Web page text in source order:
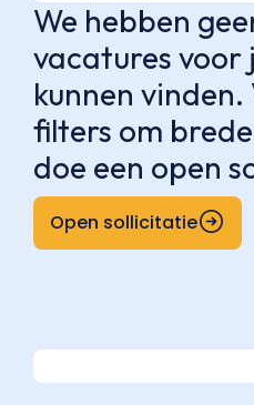
We hebben
vacatures voor
kunnen
filters om
doe een open
Open sollicitatie